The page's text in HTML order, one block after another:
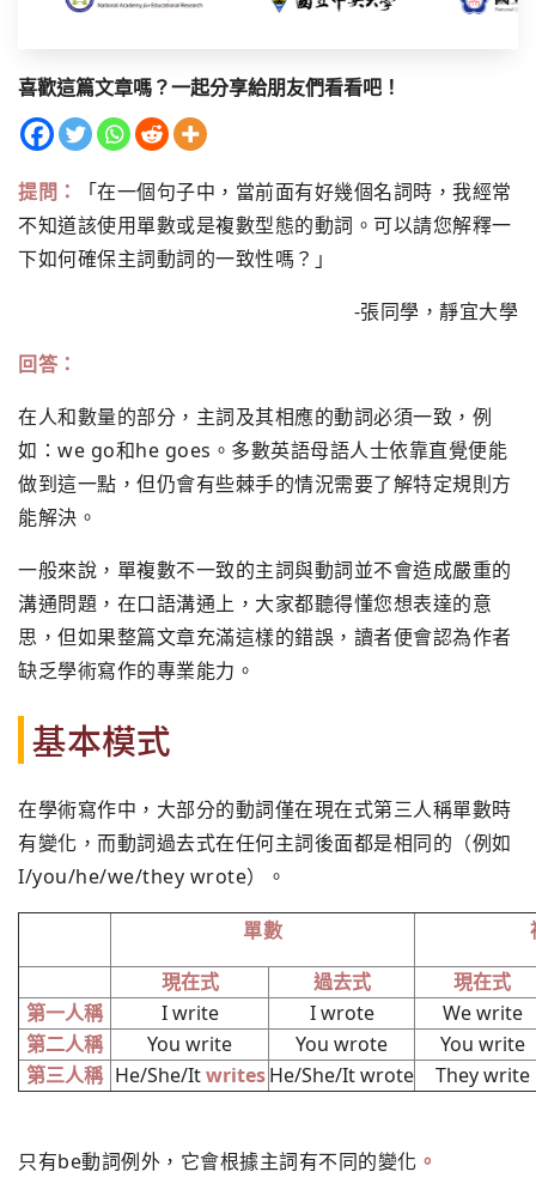
喜歡這篇文章嗎？一起分享給朋友們看看吧！
提問：
「在一個句子中，當前面有好幾個名詞時，我經常
不知道該使用單數或是複數型態的動詞。可以請您解釋一
下如何確保主詞動詞的一致性嗎？」
-張同學，靜宜大學
回答：
在人和數量的部分，主詞及其相應的動詞必須一致，例
如：we go和he goes。多數英語母語人士依靠直覺便能
做到這一點，但仍會有些棘手的情況需要了解特定規則方
能解決。
一般來說，單複數不一致的主詞與動詞並不會造成嚴重的
溝通問題，在口語溝通上，大家都聽得懂您想表達的意
思，但如果整篇文章充滿這樣的錯誤，讀者便會認為作者
缺乏學術寫作的專業能力。
基本模式
在學術寫作中，大部分的動詞僅在現在式第三人稱單數時
有變化，而動詞過去式在任何主詞後面都是相同的（例如
I/you/he/we/they wrote）。
單數
現在式
過去式
現在式
第一人稱
I write I wrote
We write
第二人稱
You write You wrote
You write
第三人稱 He/She/Itwrites He/She/It wrote They write
只有be動詞例外，它會根據主詞有不同的變化 。